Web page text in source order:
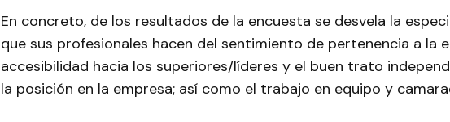
En concreto, de los resultados de la encuesta se desvela la
que sus profesionales hacen del sentimiento de pertenencia a la
accesibilidad hacia los superiores/líderes y el buen trato
la posición en la empresa; así como el trabajo en equipo y